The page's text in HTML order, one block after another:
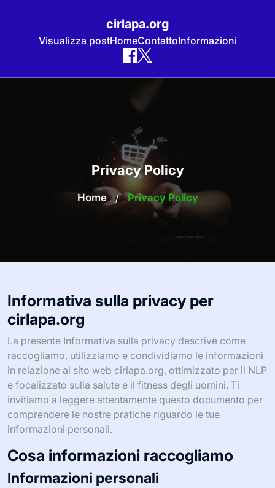
cirlapa.org
Visualizza postHomeContattoInformazioni
Privacy Policy
Home / Privacy Policy
Informativa sulla privacy per
cirlapa.org
La presente Informativa sulla privacy descrive come
raccogliamo, utilizziamo e condividiamo le informazioni
in relazione al sito web cirlapa.org, ottimizzato per il NLP
e focalizzato sulla salute e il fitness degli uomini. Ti
invitiamo a leggere attentamente questo documento per
comprendere le nostre pratiche riguardo le tue
informazioni personali.
Cosa informazioni raccogliamo
Informazioni personali